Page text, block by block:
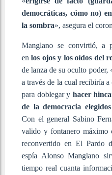
democráticas, cómo no)
la sombra», asegura el
Manglano se convirtió, a
enlos ojos y los oídos del
de lanza de su oculto poder,
a través de la cual recibiría
para doblegar y hacer
de la democracia
Con el general Sabino
valido y fontanero máximo
reconvertido en El Pardo
espía Alonso Manglano
tiempo real cuanta